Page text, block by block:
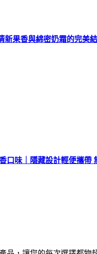
新果香與綿密奶霜的完美
口味｜隱藏設計輕便攜